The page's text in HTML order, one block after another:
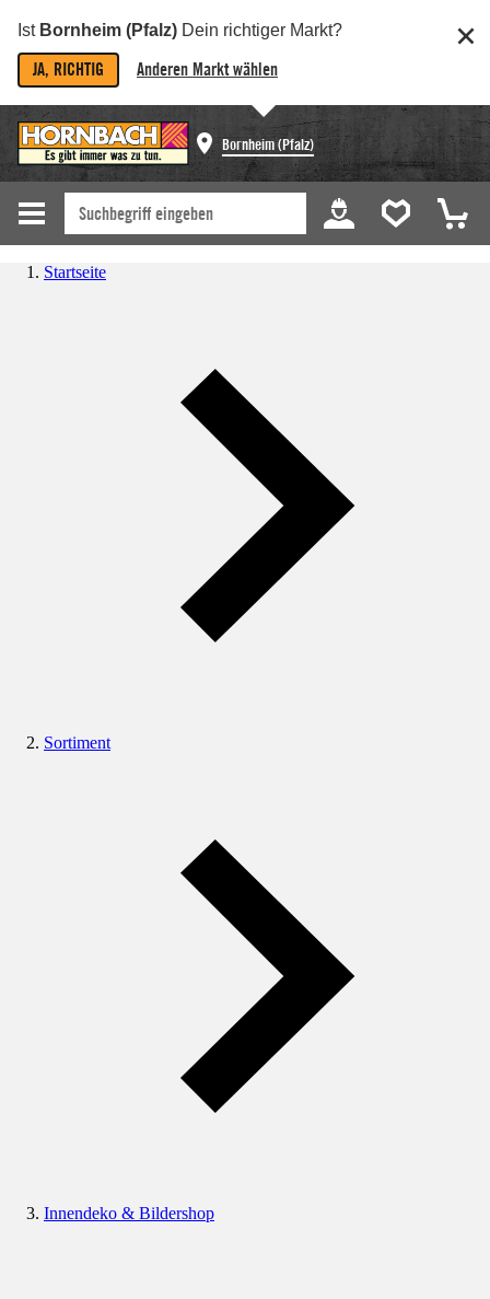
Ist Bornheim (Pfalz) Dein richtiger Markt?
JA, RICHTIG Anderen Markt wählen
Bornheim (Pfalz)
Startseite
Sortiment
Innendeko & Bildershop